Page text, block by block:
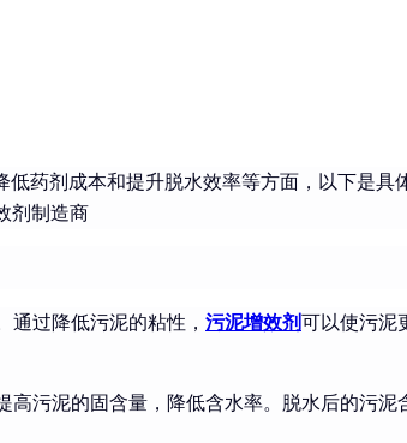
药剂成本和提升脱水效率等方面，以下是具
过降低污泥的粘性， 污泥增效剂可以使污泥
高污泥的固含量，降低含水率。脱水后的污